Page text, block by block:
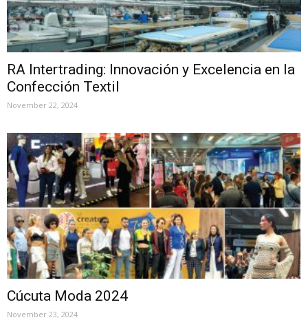
RA Intertrading: Innovación y Excelencia en la
Confección Textil
November 22, 2024
Cúcuta Moda 2024
November 23, 2024